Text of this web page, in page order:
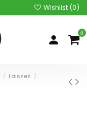
Wishlist (0)
0
Laisses